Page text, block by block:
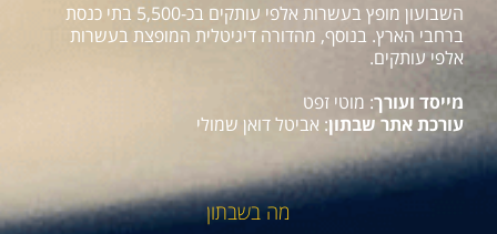
השבועון מופץ בעשרות אלפי עותקים בכ-5,500 בתי כנסת
ברחבי הארץ. בנוסף, מהדורה דיגיטלית המופצת בעשרות
אלפי עותקים.
מייסד ועורך: מוטי זפט
עורכת אתר שבתון: אביטל דואן שמולי
מה בשבתון